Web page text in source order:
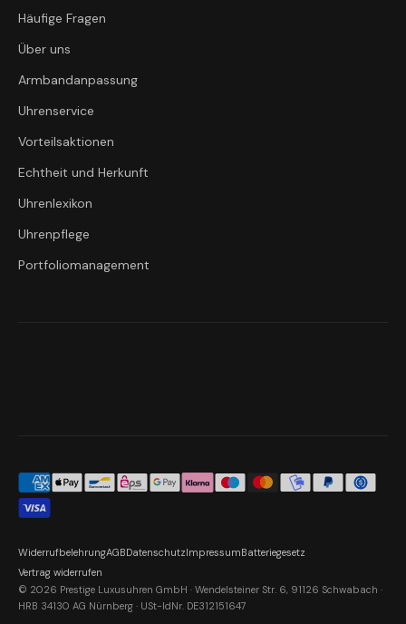
Häufige Fragen
Über uns
Armbandanpassung
Uhrenservice
Vorteilsaktionen
Echtheit und Herkunft
Uhrenlexikon
Uhrenpflege
Portfoliomanagement
© 2026 Prestige Luxusuhren GmbH · Wendelsteiner Str. 6, 91126 Schwabach ·
HRB 34130 AG Nürnberg · USt-IdNr. DE312151647
WiderrufbelehrungAGBDatenschutzImpressumBatteriegesetz
Vertrag widerrufen